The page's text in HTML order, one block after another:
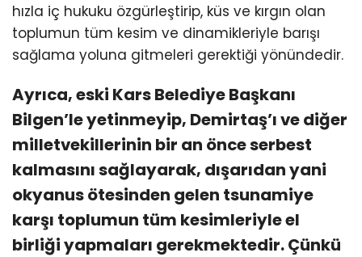
hızla iç hukuku özgürleştirip, küs ve kırgın olan
toplumun tüm kesim ve dinamikleriyle barışı
sağlama yoluna gitmeleri gerektiği yönündedir.
Ayrıca, eski Kars Belediye Başkanı
Bilgen’le yetinmeyip, Demirtaş’ı ve diğer
milletvekillerinin bir an önce serbest
kalmasını sağlayarak, dışarıdan yani
okyanus ötesinden gelen tsunamiye
karşı toplumun tüm kesimleriyle el
birliği yapmaları gerekmektedir. Çünkü